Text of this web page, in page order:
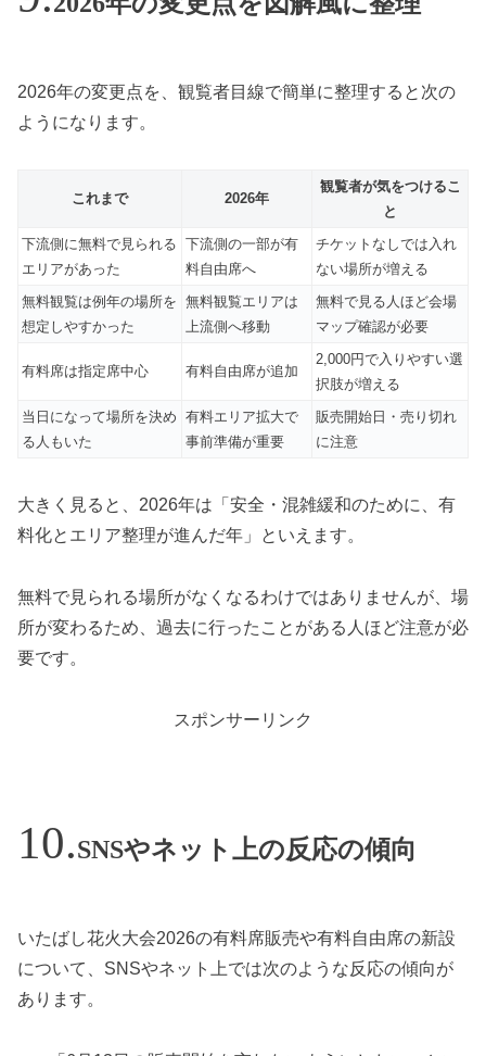
2026年の変更点を、観覧者目線で簡単に整理すると次の
ようになります。
これまで 2026年
観覧者が気をつけるこ
と
下流側に無料で見られる
エリアがあった
下流側の一部が有
料自由席へ
チケットなしでは入れ
ない場所が増える
無料観覧は例年の場所を
想定しやすかった
無料観覧エリアは
上流側へ移動
無料で見る人ほど会場
マップ確認が必要
有料席は指定席中心 有料自由席が追加
2,000円で入りやすい選
択肢が増える
当日になって場所を決め
る人もいた
有料エリア拡大で
事前準備が重要
販売開始日・売り切れ
に注意
大きく見ると、2026年は「安全・混雑緩和のために、有
料化とエリア整理が進んだ年」といえます。
無料で見られる場所がなくなるわけではありませんが、場
所が変わるため、過去に行ったことがある人ほど注意が必
要です。
スポンサーリンク
SNSやネット上の反応の傾向
いたばし花火大会2026の有料席販売や有料自由席の新設
について、SNSやネット上では次のような反応の傾向が
あります。